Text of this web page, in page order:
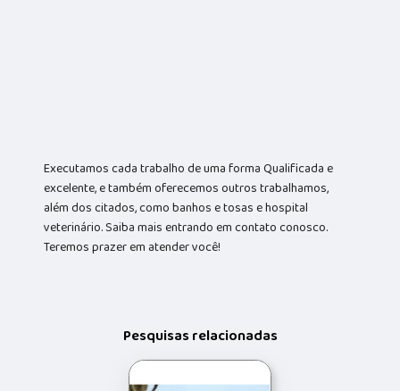
Executamos cada trabalho de uma forma Qualificada e
excelente, e também oferecemos outros trabalhamos,
além dos citados, como banhos e tosas e hospital
veterinário. Saiba mais entrando em contato conosco.
Teremos prazer em atender você!
Pesquisas relacionadas